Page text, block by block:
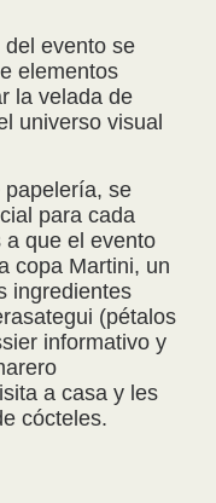
evento se
elementos
la velada de
universo visual
papelería, se
para cada
que el evento
copa Martini, un
ingredientes
(pétalos
informativo y
a casa y les
cócteles.